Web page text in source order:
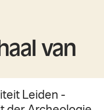
van
Leiden -